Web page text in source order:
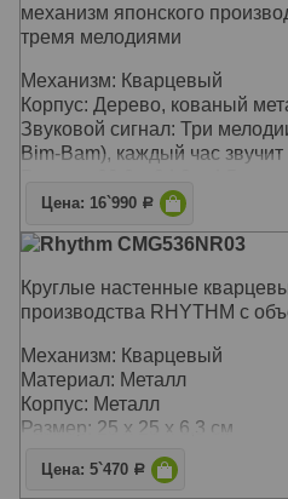
механизм японского
тремя мелодиями
Механизм: Кварцевый
Корпус: Дерево, кованый
Звуковой сигнал: Три
Bim-Bam), каждый час
Цена: 16`990 Р
Rhythm CMG536NR03
Круглые настенные
производства RHYTHM с
Механизм: Кварцевый
Материал: Металл
Корпус: Металл
Размер: 25 х 25 х 6,3 см
Цена: 5`470 Р